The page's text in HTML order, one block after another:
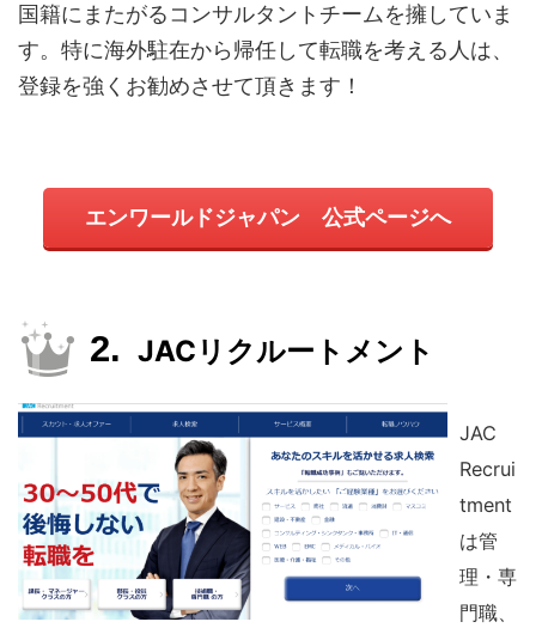
国籍にまたがるコンサルタントチームを擁していま
す。特に海外駐在から帰任して転職を考える人は、
登録を強くお勧めさせて頂きます！
エンワールドジャパン 公式ページへ
JACリクルートメント
JAC
Recrui
tment
は管
理・専
門職、